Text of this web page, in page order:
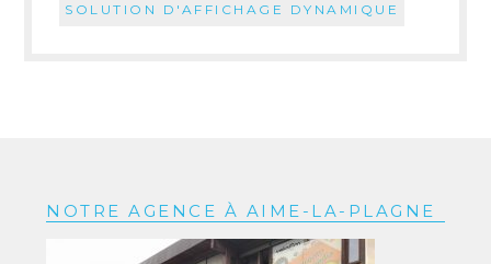
SOLUTION D'AFFICHAGE DYNAMIQUE
NOTRE AGENCE À AIME-LA-PLAGNE